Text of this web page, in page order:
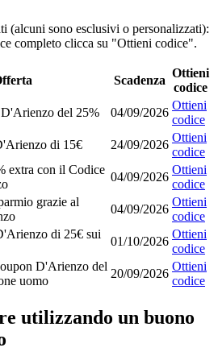
(alcuni sono esclusivi o personalizzati):
completo clicca su "Ottieni codice".
Scadenza
Ottieni
codice
del 25% 04/09/2026
Ottieni
codice
di 15€ 24/09/2026
Ottieni
codice
extra con il Codice
04/09/2026
Ottieni
codice
grazie al
04/09/2026
Ottieni
codice
di 25€ sui
01/10/2026
Ottieni
codice
D'Arienzo del
uomo
20/09/2026
Ottieni
codice
utilizzando un buono